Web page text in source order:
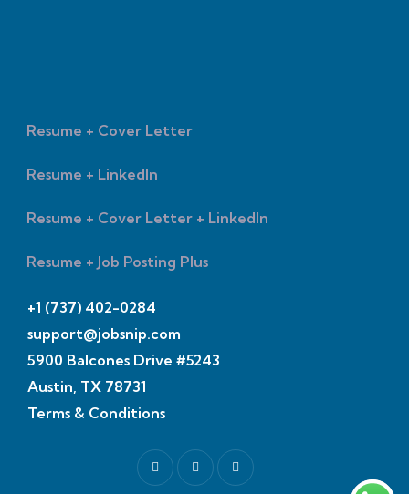
Resume + Cover Letter
Resume + LinkedIn
Resume + Cover Letter + LinkedIn
Resume + Job Posting Plus
+1 (737) 402-0284
support@jobsnip.com
5900 Balcones Drive #5243
Austin, TX 78731
Terms & Conditions